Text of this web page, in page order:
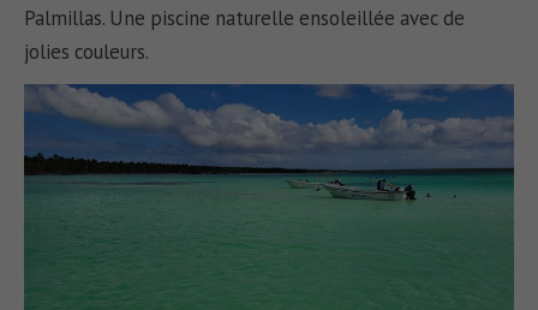
Palmillas. Une piscine naturelle ensoleillée avec de
jolies couleurs.